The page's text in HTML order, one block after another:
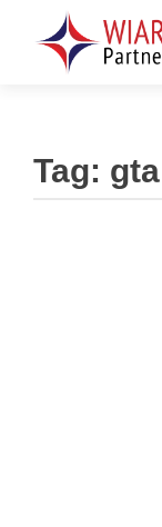
Tag: gta